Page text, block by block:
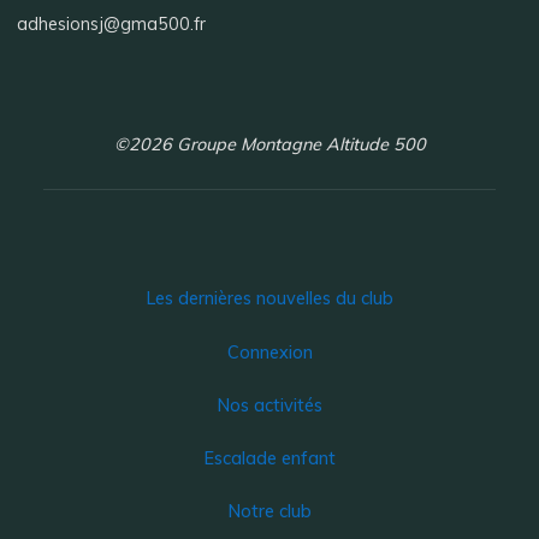
adhesionsj@gma500.fr
©2026 Groupe Montagne Altitude 500
Les dernières nouvelles du club
Connexion
Nos activités
Escalade enfant
Notre club